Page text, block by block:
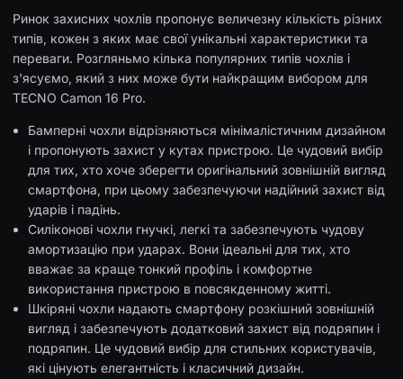
Ринок захисних чохлів пропонує величезну кількість різних
типів, кожен з яких має свої унікальні характеристики та
переваги. Розгляньмо кілька популярних типів чохлів і
з'ясуємо, який з них може бути найкращим вибором для
TECNO Camon 16 Pro.
Бамперні чохли відрізняються мінімалістичним дизайном
і пропонують захист у кутах пристрою. Це чудовий вибір
для тих, хто хоче зберегти оригінальний зовнішній вигляд
смартфона, при цьому забезпечуючи надійний захист від
ударів і падінь.
Силіконові чохли гнучкі, легкі та забезпечують чудову
амортизацію при ударах. Вони ідеальні для тих, хто
вважає за краще тонкий профіль і комфортне
використання пристрою в повсякденному житті.
Шкіряні чохли надають смартфону розкішний зовнішній
вигляд і забезпечують додатковий захист від подряпин і
подряпин. Це чудовий вибір для стильних користувачів,
які цінують елегантність і класичний дизайн.